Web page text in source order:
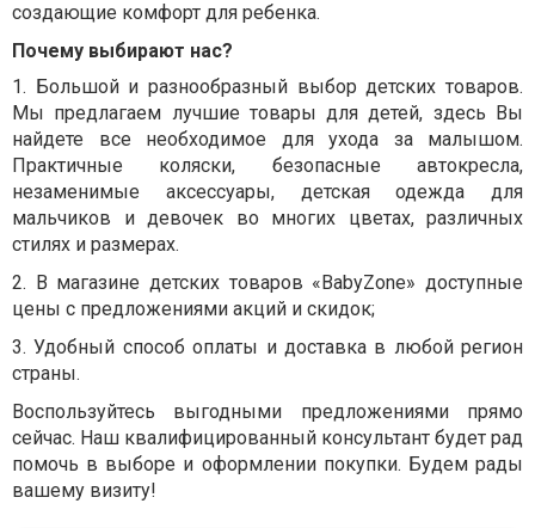
создающие комфорт для ребенка.
Почему выбирают нас?
1. Большой и разнообразный выбор детских товаров.
Мы предлагаем лучшие товары для детей, здесь Вы
найдете все необходимое для ухода за малышом.
Практичные коляски, безопасные автокресла,
незаменимые аксессуары, детская одежда для
мальчиков и девочек во многих цветах, различных
стилях и размерах.
2. В магазине детских товаров «BabyZone» доступные
цены с предложениями акций и скидок;
3.Удобный способ оплаты и доставка в любой регион
страны.
Воспользуйтесь выгодными предложениями прямо
сейчас. Наш квалифицированный консультант будет рад
помочь в выборе и оформлении покупки. Будем рады
вашему визиту!